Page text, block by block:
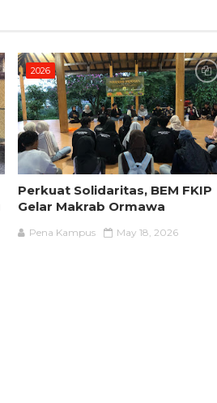
2026
Perkuat Solidaritas, BEM FKIP
Gelar Makrab Ormawa
Pena Kampus May 18, 2026